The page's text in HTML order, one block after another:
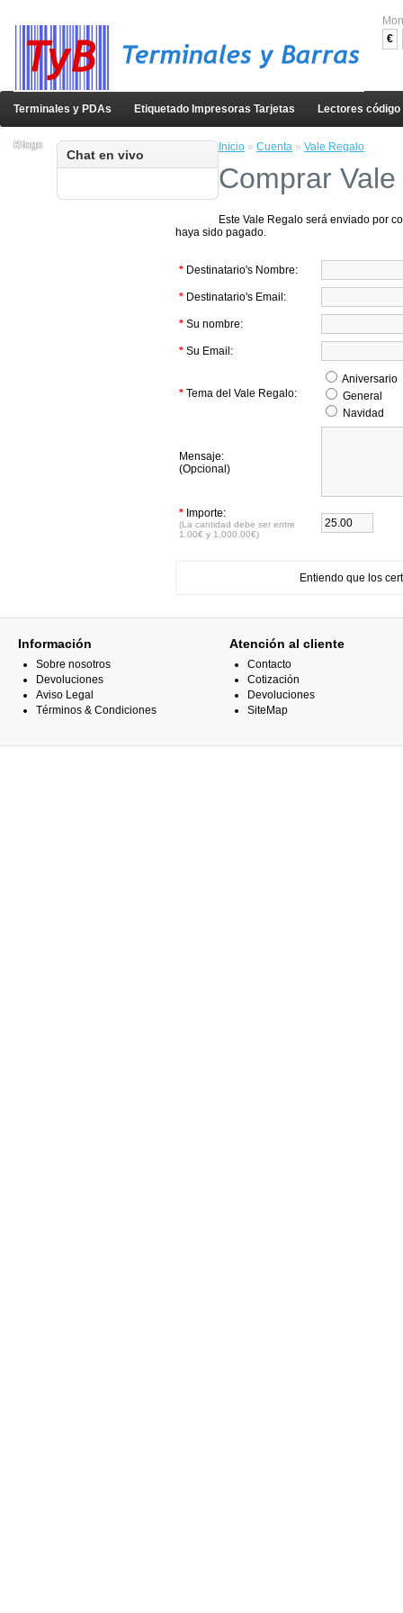
€
Terminales y PDAs Etiquetado Impresoras Tarjetas Lectores
Blogs
Chat en vivo
Inicio » Cuenta » Vale Regalo
Comprar
Este Vale Regalo será enviado por
haya sido pagado.
* Destinatario's Nombre:
* Destinatario's Email:
* Su nombre:
* Su Email:
* Tema del Vale Regalo:
Aniversario
General
Navidad
Mensaje:
(Opcional)
* Importe:
(La cantidad debe ser entre
1.00€ y 1,000.00€)
Entiendo que los
Información
Sobre nosotros
Devoluciones
Aviso Legal
Términos & Condiciones
Atención al cliente
Contacto
Cotización
Devoluciones
SiteMap